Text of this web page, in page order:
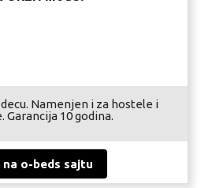
Namenjen i za hostele i
Garancija 10 godina.
na o-beds sajtu